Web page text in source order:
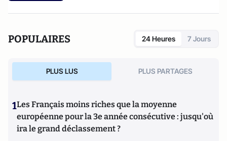
POPULAIRES 24 Heures 7 Jours
PLUS LUS PLUS PARTAGES
1Les Français moins riches que la moyenne
européenne pour la 3e année consécutive : jusqu'où
ira le grand déclassement ?